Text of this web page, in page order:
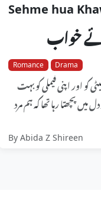
Sehme hua
خواب
Romance Drama
کو اور اپنی فیملی کو بہت
پچھتا رہا تھا کہ ہم مرد
By Abida Z Shireen